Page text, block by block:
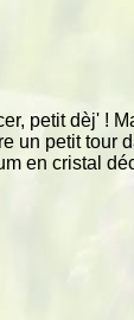
petit dèj' !
un petit tour
en cristal